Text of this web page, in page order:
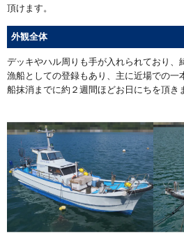
頂けます。
外観全体
デッキやハル周りも手が入れられており、
漁船としての登録もあり、主に近場での一
船抹消までに約２週間ほどお日にちを頂き